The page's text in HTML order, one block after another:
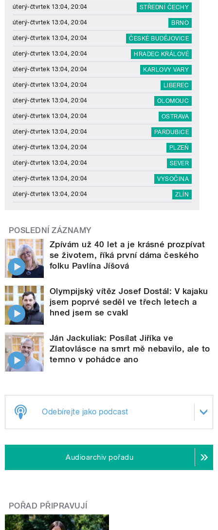
úterý-čtvrtek 13:04, 20:04 STŘEDNÍ ČECHY
úterý-čtvrtek 13:04, 20:04 BRNO
úterý-čtvrtek 13:04, 20:04 ČESKÉ BUDĚJOVICE
úterý-čtvrtek 13:04, 20:04 HRADEC KRÁLOVÉ
úterý-čtvrtek 13:04, 20:04 KARLOVY VARY
úterý-čtvrtek 13:04, 20:04 LIBEREC
úterý-čtvrtek 13:04, 20:04 OLOMOUC
úterý-čtvrtek 13:04, 20:04 OSTRAVA
úterý-čtvrtek 13:04, 20:04 PARDUBICE
úterý-čtvrtek 13:04, 20:04 PLZEŇ
úterý-čtvrtek 13:04, 20:04 SEVER
úterý-čtvrtek 13:04, 20:04 VYSOČINA
úterý-čtvrtek 13:04, 20:04 ZLÍN
POSLEDNÍ ZÁZNAMY
Zpívám už 40 let a je krásné prozpívat
se životem, říká první dáma českého
folku Pavlína Jíšová
Olympijský vítěz Josef Dostál: V kajaku
jsem poprvé seděl ve třech letech a
hned jsem se cvakl
Ján Jackuliak: Posílat Jiříka ve
Zlatovlásce na smrt mě nebavilo, ale to
temno v pohádce ano
Odebírejte jako podcast
Audioarchiv pořadu
POŘAD PŘIPRAVUJÍ